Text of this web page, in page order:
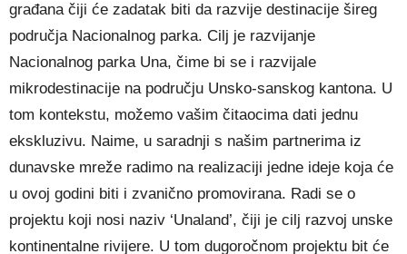
građana čiji će zadatak biti da razvije destinacije šireg
područja Nacionalnog parka. Cilj je razvijanje
Nacionalnog parka Una, čime bi se i razvijale
mikrodestinacije na području Unsko-sanskog kantona. U
tom kontekstu, možemo vašim čitaocima dati jednu
ekskluzivu. Naime, u saradnji s našim partnerima iz
dunavske mreže radimo na realizaciji jedne ideje koja će
u ovoj godini biti i zvanično promovirana. Radi se o
projektu koji nosi naziv ‘Unaland’, čiji je cilj razvoj unske
kontinentalne rivijere. U tom dugoročnom projektu bit će